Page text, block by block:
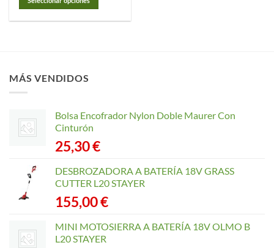
Las
opciones
pueden
elegir
página
producto
MÁS VENDIDOS
Bolsa Encofrador Nylon Doble Maurer Con
Cinturón
25,30€
DESBROZADORA A BATERÍA 18V GRASS
CUTTER L20 STAYER
155,00€
MINI MOTOSIERRA A BATERÍA 18V OLMO B
L20 STAYER